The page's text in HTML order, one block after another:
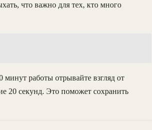
что важно для тех, кто много
минут работы отрывайте взгляд от
20 секунд. Это поможет сохранить